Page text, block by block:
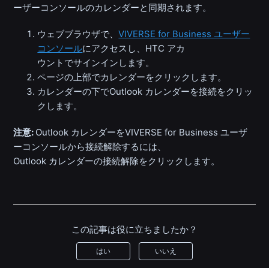
ーザーコンソールのカレンダーと同期されます。
ウェブブラウザで、VIVERSE for Business ユーザー
コンソールにアクセスし、HTC アカ
ウントでサインインします。
ページの上部でカレンダーをクリックします。
カレンダーの下でOutlook カレンダーを接続をクリッ
クします。
注意: Outlook カレンダーをVIVERSE for Business ユーザ
ーコンソールから接続解除するには、
Outlook カレンダーの接続解除をクリックします。
この記事は役に立ちましたか？
はい いいえ